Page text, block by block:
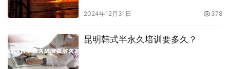
2024年12月31日 378
昆明韩式半永久培训要多久？